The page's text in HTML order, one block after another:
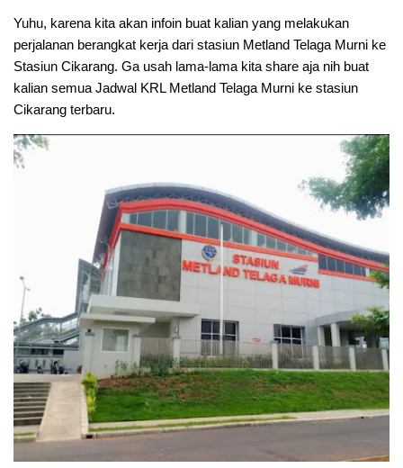
Yuhu, karena kita akan infoin buat kalian yang melakukan
perjalanan berangkat kerja dari stasiun Metland Telaga Murni ke
Stasiun Cikarang. Ga usah lama-lama kita share aja nih buat
kalian semua Jadwal KRL Metland Telaga Murni ke stasiun
Cikarang terbaru.